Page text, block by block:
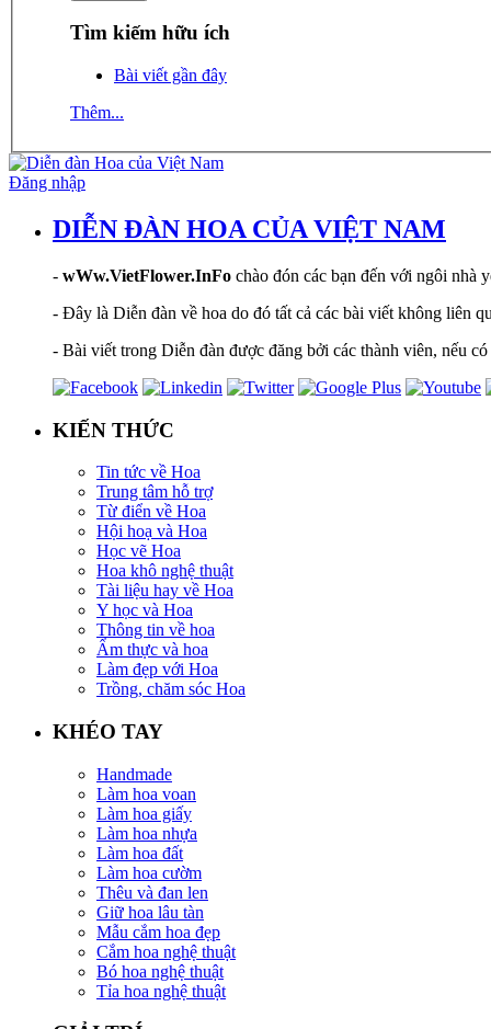
Tìm kiếm hữu ích
Bài viết gần đây
Thêm...
Đăng nhập
DIỄN ĐÀN HOA CỦA VIỆT NAM
- wWw.VietFlower.InFo chào đón các bạn đến với ngôi nhà
- Đây là Diễn đàn về hoa do đó tất cả các bài viết không liên
- Bài viết trong Diễn đàn được đăng bởi các thành viên, nếu
KIẾN THỨC
Tin tức về Hoa
Trung tâm hỗ trợ
Từ điển về Hoa
Hội hoạ và Hoa
Học vẽ Hoa
Hoa khô nghệ thuật
Tài liệu hay về Hoa
Y học và Hoa
Thông tin về hoa
Ẩm thực và hoa
Làm đẹp với Hoa
Trồng, chăm sóc Hoa
KHÉO TAY
Handmade
Làm hoa voan
Làm hoa giấy
Làm hoa nhựa
Làm hoa đất
Làm hoa cườm
Thêu và đan len
Giữ hoa lâu tàn
Mẫu cắm hoa đẹp
Cắm hoa nghệ thuật
Bó hoa nghệ thuật
Tỉa hoa nghệ thuật